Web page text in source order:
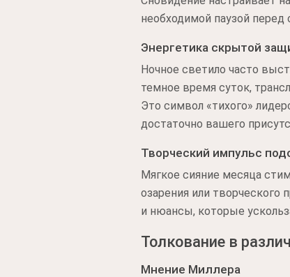
необходимой паузой
Энергетика скрытой
Ночное светило часто
темное время суток,
Это символ «тихого»
достаточно вашего
Творческий импульс
Мягкое сияние месяца
озарения или творческого
и нюансы, которые
Толкование в
Мнение Миллера